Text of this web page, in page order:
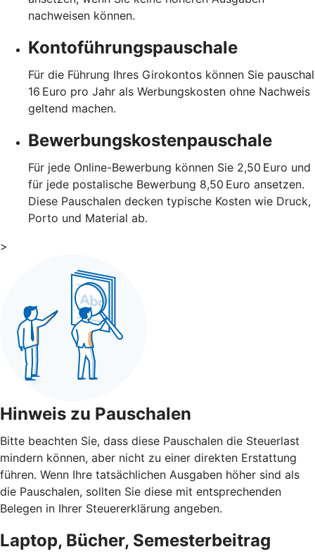
nachweisen können.
Kontoführungspauschale
Für die Führung Ihres Girokontos können Sie pauschal
16 Euro pro Jahr als Werbungskosten ohne Nachweis
geltend machen.
Bewerbungskostenpauschale
Für jede Online-Bewerbung können Sie 2,50 Euro und
für jede postalische Bewerbung 8,50 Euro ansetzen.
Diese Pauschalen decken typische Kosten wie Druck,
Porto und Material ab.
>
Hinweis zu Pauschalen
Bitte beachten Sie, dass diese Pauschalen die Steuerlast
mindern können, aber nicht zu einer direkten Erstattung
führen. Wenn Ihre tatsächlichen Ausgaben höher sind als
die Pauschalen, sollten Sie diese mit entsprechenden
Belegen in Ihrer Steuererklärung angeben.
Laptop, Bücher, Semesterbeitrag